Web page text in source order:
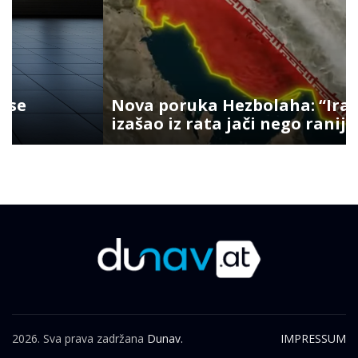
Nova poruka Hezbolaha: “Iran je
izašao iz rata jači nego ranije”
2026. Sva prava zadržana Dunav. IMPRESSUM